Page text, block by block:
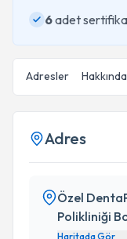
6adet sertifika
Adresler Hakkında
Adres
Özel
Polikliniği
Haritada Gör